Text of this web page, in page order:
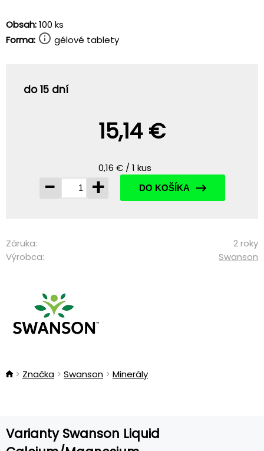
Obsah:100 ks
Forma:
gélové tablety
do 15 dní
15,14 €
0,16 € / 1 kus
- + DO KOŠÍKA
Záruka:
2 roky
Výrobca:
Swanson
Značka Swanson Minerály
Varianty Swanson Liquid